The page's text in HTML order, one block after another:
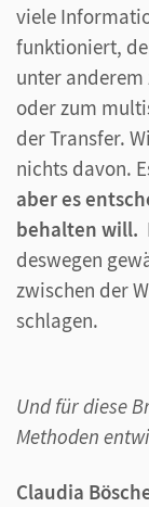
viele
funktioniert,
unter
oder zum
der Transfer.
nichts davon.
aber es
behalten will.
deswegen
zwischen der
schlagen.
Und für diese
Methoden
Claudia